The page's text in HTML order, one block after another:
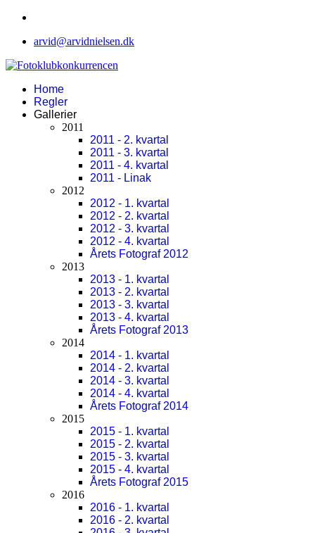
arvid@arvidnielsen.dk
Home
Regler
Gallerier
2011
2011 - 2. kvartal
2011 - 3. kvartal
2011 - 4. kvartal
2011 - Linak
2012
2012 - 1. kvartal
2012 - 2. kvartal
2012 - 3. kvartal
2012 - 4. kvartal
Årets Fotograf 2012
2013
2013 - 1. kvartal
2013 - 2. kvartal
2013 - 3. kvartal
2013 - 4. kvartal
Årets Fotograf 2013
2014
2014 - 1. kvartal
2014 - 2. kvartal
2014 - 3. kvartal
2014 - 4. kvartal
Årets Fotograf 2014
2015
2015 - 1. kvartal
2015 - 2. kvartal
2015 - 3. kvartal
2015 - 4. kvartal
Årets Fotograf 2015
2016
2016 - 1. kvartal
2016 - 2. kvartal